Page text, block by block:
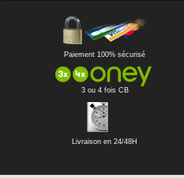
Paiement 100% sécurisé
3 ou 4 fois CB
Livraison en 24/48H